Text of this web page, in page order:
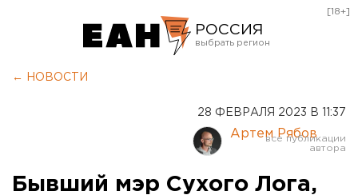
РОССИЯ
Курган
Оренбург
[18+]
← НОВОСТИ
28 ФЕВРАЛЯ 2023 В 11:37
Артем Рябов
Бывший мэр Сухого Лога,